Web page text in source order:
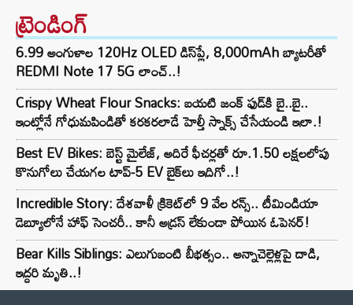
ట్రెండింగ్‌
6.99 అంగుళాల 120Hz OLED డిస్‌ప్లే, 8,000mAh బ్యాటరీతో
REDMI Note 17 5G లాంచ్..!
Crispy Wheat Flour Snacks: బయటి జంక్ ఫుడ్‌కి బై..బై..
ఇంట్లోనే గోధుమపిండితో కరకరలాడే హెల్తీ స్నాక్స్ చేసేయండి ఇలా.!
Best EV Bikes: బెస్ట్ మైలేజ్, అదిరే ఫీచర్లతో రూ.1.50 లక్షలలోపు
కొనుగోలు చేయగల టాప్-5 EV బైక్‌లు ఇదిగో..!
Incredible Story: దేశవాళీ క్రికెట్‌లో 9 వేల రన్స్.. టీమిండియా
డెబ్యూలోనే హాఫ్ సెంచరీ.. కానీ అడ్రస్ లేకుండా పోయిన ఓపెనర్!
Bear Kills Siblings: ఎలుగుబంటి బీభత్సం.. అన్నాచెల్లెళ్లపై దాడి,
ఇద్దరి మృతి..!